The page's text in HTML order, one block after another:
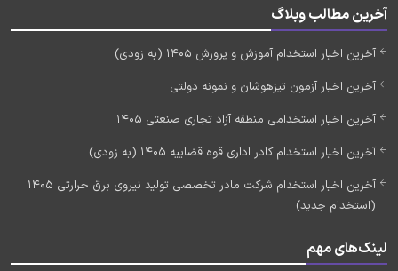
آخرین مطالب وبلاگ
آخرین اخبار استخدام آموزش و پرورش 1405 (به زودی)
آخرین اخبار آزمون تیزهوشان و نمونه دولتی
آخرین اخبار استخدامی منطقه آزاد تجاری صنعتی 1405
آخرین اخبار استخدام کادر اداری قوه قضاییه 1405 (به زودی)
آخرین اخبار استخدام شرکت مادر تخصصی تولید نیروی برق حرارتی 1405
(استخدام جدید)
لینک‌های مهم